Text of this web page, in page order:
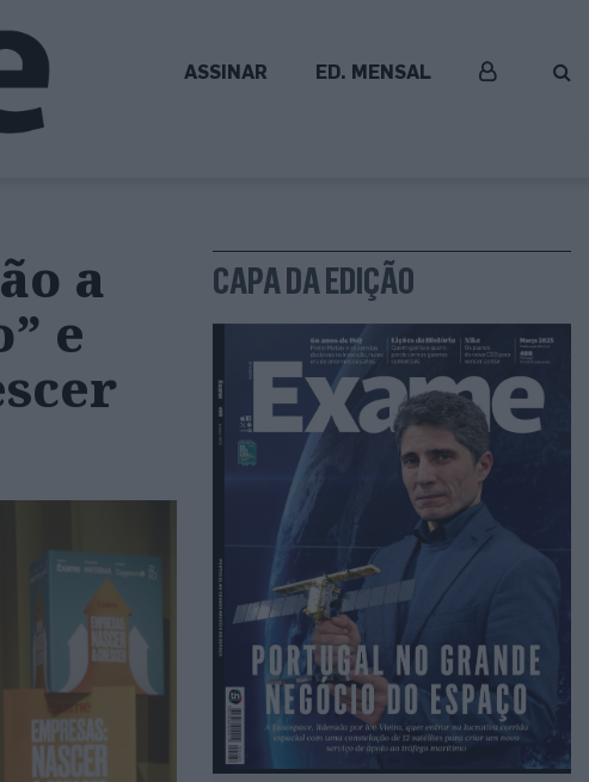
ASSINAR ED. MENSAL
a
e
CAPA DA EDIÇÃO